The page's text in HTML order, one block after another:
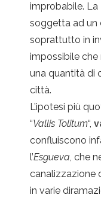
improbabile. La
soggetta ad un
soprattutto in
impossibile che
una quantità di
città.
L’ipotesi più
“Vallis Tolitum“,
confluiscono
l’Esgueva, che
canalizzazione
in varie